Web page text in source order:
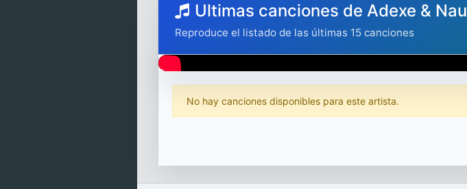
Ultimas canciones de Adexe & Nau
Reproduce el listado de las últimas 15 canciones
No hay canciones disponibles para este artista.